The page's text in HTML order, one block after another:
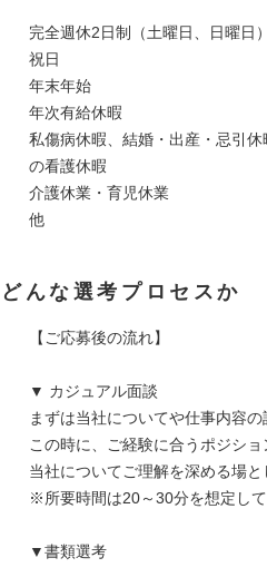
完全週休2日制（土曜日、日曜日）
祝日
年末年始
年次有給休暇
私傷病休暇、結婚・出産・忌引
の看護休暇
介護休業・育児休業
他
どんな選考プロセスか
【ご応募後の流れ】
▼ カジュアル面談
まずは当社についてや仕事内容
この時に、ご経験に合うポジショ
当社についてご理解を深める場と
※所要時間は20～30分を想定して
▼書類選考